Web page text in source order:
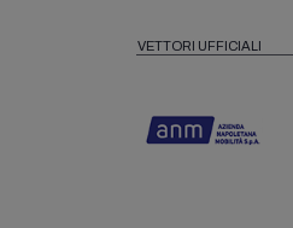
VETTORI UFFICIALI